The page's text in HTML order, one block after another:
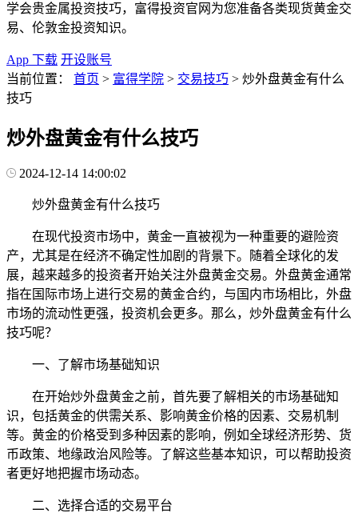
学会贵金属投资技巧，富得投资官网为您准备各类现货黄金交
易、伦敦金投资知识。
App 下载 开设账号
当前位置：
首页 > 富得学院 > 交易技巧 > 炒外盘黄金有什么
技巧
炒外盘黄金有什么技巧
2024-12-14 14:00:02
炒外盘黄金有什么技巧
在现代投资市场中，黄金一直被视为一种重要的避险资
产，尤其是在经济不确定性加剧的背景下。随着全球化的发
展，越来越多的投资者开始关注外盘黄金交易。外盘黄金通常
指在国际市场上进行交易的黄金合约，与国内市场相比，外盘
市场的流动性更强，投资机会更多。那么，炒外盘黄金有什么
技巧呢？
一、了解市场基础知识
在开始炒外盘黄金之前，首先要了解相关的市场基础知
识，包括黄金的供需关系、影响黄金价格的因素、交易机制
等。黄金的价格受到多种因素的影响，例如全球经济形势、货
币政策、地缘政治风险等。了解这些基本知识，可以帮助投资
者更好地把握市场动态。
二、选择合适的交易平台